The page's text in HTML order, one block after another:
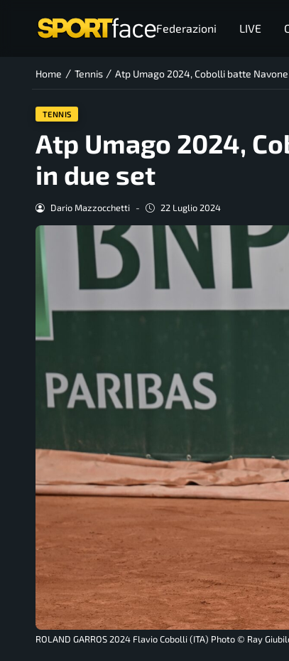
Federazioni LIVE
Home / Tennis / Atp Umago 2024, Cobolli batte
TENNIS
Atp Umago 2024,
in due set
Dario Mazzocchetti - 22 Luglio 2024
ROLAND GARROS 2024 Flavio Cobolli (ITA) Photo © Ray